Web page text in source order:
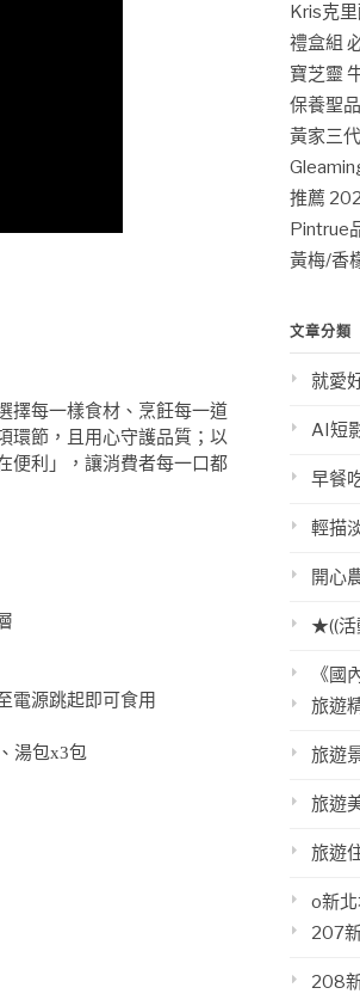
擇每一樣食材、烹飪每一道
環節，且用心守護品質；以
便利」，讓消費者每一口都
電源跳起即可食用
湯包x3包
Kris克
禮盒組
寶芝靈
保養聖
黃家三
推薦
Pintrue
黃梅/香
文章分類
就愛
AI短
早餐
輕描
開心
★((
《國
旅遊
旅遊
旅遊
旅遊
o新
207
208